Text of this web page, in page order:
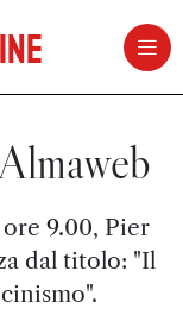
9.00, Pier
dal titolo: "Il